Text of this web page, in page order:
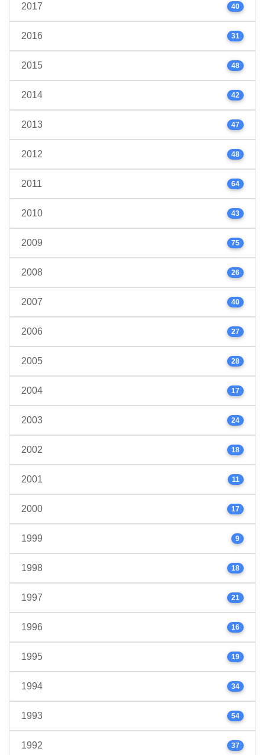
2017 40
2016 31
2015 48
2014 42
2013 47
2012 48
2011 64
2010 43
2009 75
2008 26
2007 40
2006 27
2005 28
2004 17
2003 24
2002 18
2001 11
2000 17
1999 9
1998 18
1997 21
1996 16
1995 19
1994 34
1993 54
1992 37